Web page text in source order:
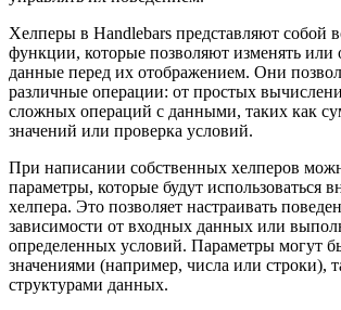
Хелперы в Handlebars представляют собой
функции, которые позволяют изменять или
данные перед их отображением. Они
различные операции: от простых
сложных операций с данными, таких как
значений или проверка условий.
При написании собственных хелперов
параметры, которые будут использоваться
хелпера. Это позволяет настраивать
зависимости от входных данных или
определенных условий. Параметры могут
значениями (например, числа или строки),
структурами данных.